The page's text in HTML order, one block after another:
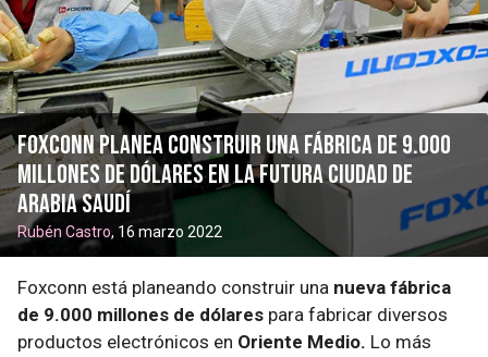
Foxconn planea construir una fábrica de 9.000
millones de dólares en la futura ciudad de
Arabia Saudí
Rubén Castro, 16 marzo 2022
Foxconn está planeando construir una nueva fábrica
de 9.000 millones de dólares para fabricar diversos
productos electrónicos en Oriente Medio. Lo más